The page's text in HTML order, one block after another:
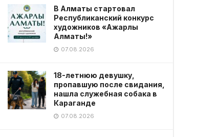
В Алматы стартовал
Республиканский конкурс
художников «Ажарлы
Алматы!»
07.08.2026
18-летнюю девушку,
пропавшую после свидания,
нашла служебная собака в
Караганде
07.08.2026